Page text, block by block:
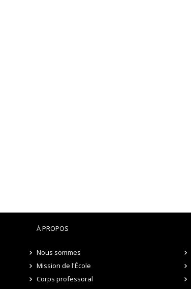
À PROPOS
Nous sommes
Mission de l'École
Corps professoral